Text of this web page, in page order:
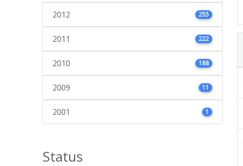
2012 255
2011 222
2010 188
2009 11
2001 1
Status